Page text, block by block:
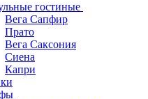
гостиные
Вега Сапфир
Прато
Вега Саксония
Сиена
Капри